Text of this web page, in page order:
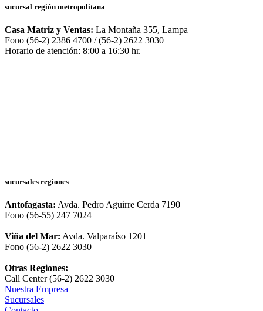
sucursal región metropolitana
Casa Matriz y Ventas: La Montaña 355, Lampa
Fono (56-2) 2386 4700 / (56-2) 2622 3030
Horario de atención: 8:00 a 16:30 hr.
sucursales regiones
Antofagasta: Avda. Pedro Aguirre Cerda 7190
Fono (56-55) 247 7024
Viña del Mar: Avda. Valparaíso 1201
Fono (56-2) 2622 3030
Otras Regiones:
Call Center (56-2) 2622 3030
Nuestra Empresa
Sucursales